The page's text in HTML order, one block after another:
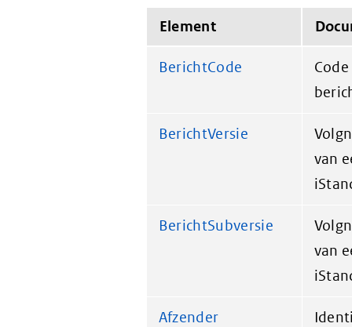
Element
BerichtCode
BerichtVersie
van
BerichtSubversie
van
Afzender